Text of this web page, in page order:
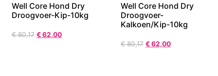
Well Core Hond Dry
Droogvoer-Kip-10kg
€80,17 €62,00
Well Core Hond Dry
Droogvoer-
Kalkoen/Kip-10kg
€80,17 €62,00